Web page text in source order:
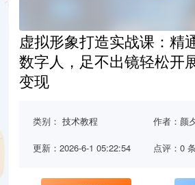
虚拟形象打造实战课：精
数字人，足不出镜轻松开
变现
类别：技术教程 作者：颜
更新：2026-6-1 05:22:54 点评：0 条